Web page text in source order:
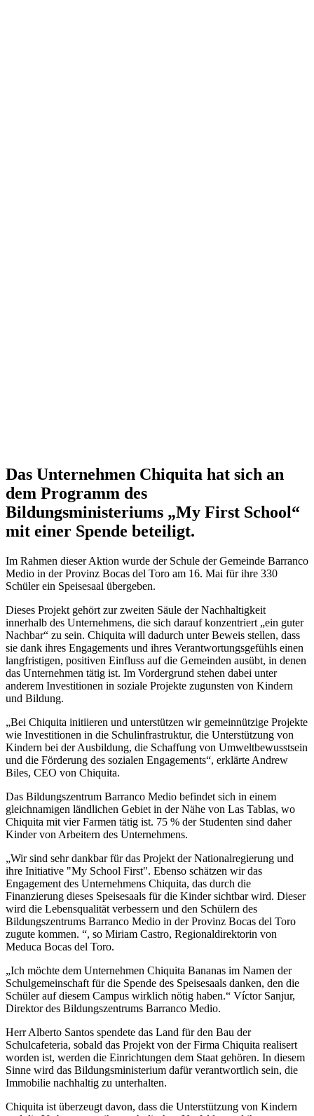
Das Unternehmen Chiquita hat sich an
dem Programm des
Bildungsministeriums „My First School“
mit einer Spende beteiligt.
Im Rahmen dieser Aktion wurde der Schule der Gemeinde Barranco
Medio in der Provinz Bocas del Toro am 16. Mai für ihre 330
Schüler ein Speisesaal übergeben.
Dieses Projekt gehört zur zweiten Säule der Nachhaltigkeit
innerhalb des Unternehmens, die sich darauf konzentriert „ein guter
Nachbar“ zu sein. Chiquita will dadurch unter Beweis stellen, dass
sie dank ihres Engagements und ihres Verantwortungsgefühls einen
langfristigen, positiven Einfluss auf die Gemeinden ausübt, in denen
das Unternehmen tätig ist. Im Vordergrund stehen dabei unter
anderem Investitionen in soziale Projekte zugunsten von Kindern
und Bildung.
„Bei Chiquita initiieren und unterstützen wir gemeinnützige Projekte
wie Investitionen in die Schulinfrastruktur, die Unterstützung von
Kindern bei der Ausbildung, die Schaffung von Umweltbewusstsein
und die Förderung des sozialen Engagements“, erklärte Andrew
Biles, CEO von Chiquita.
Das Bildungszentrum Barranco Medio befindet sich in einem
gleichnamigen ländlichen Gebiet in der Nähe von Las Tablas, wo
Chiquita mit vier Farmen tätig ist. 75 % der Studenten sind daher
Kinder von Arbeitern des Unternehmens.
„Wir sind sehr dankbar für das Projekt der Nationalregierung und
ihre Initiative "My School First". Ebenso schätzen wir das
Engagement des Unternehmens Chiquita, das durch die
Finanzierung dieses Speisesaals für die Kinder sichtbar wird. Dieser
wird die Lebensqualität verbessern und den Schülern des
Bildungszentrums Barranco Medio in der Provinz Bocas del Toro
zugute kommen. “, so Miriam Castro, Regionaldirektorin von
Meduca Bocas del Toro.
„Ich möchte dem Unternehmen Chiquita Bananas im Namen der
Schulgemeinschaft für die Spende des Speisesaals danken, den die
Schüler auf diesem Campus wirklich nötig haben.“ Víctor Sanjur,
Direktor des Bildungszentrums Barranco Medio.
Herr Alberto Santos spendete das Land für den Bau der
Schulcafeteria, sobald das Projekt von der Firma Chiquita realisert
worden ist, werden die Einrichtungen dem Staat gehören. In diesem
Sinne wird das Bildungsministerium dafür verantwortlich sein, die
Immobilie nachhaltig zu unterhalten.
Chiquita ist überzeugt davon, dass die Unterstützung von Kindern